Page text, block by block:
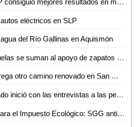
Ayuntamiento de SLP consiguió mejores resultados en materia de seguridad, con asistencia internacional de USAID
eléctricos en SLP
del Río Gallinas en Aquismón
Alrededor de 85 escuelas se suman al apoyo de zapatos para estudiantes en Ciudad Valles
Ricardo Gallardo entrega otro camino renovado en San Martín Chalchicuautla
El Congreso del Estado inició con las entrevistas a las personas que aspiran a ser comisionados numerarios y supernumerarios de la CEGAIP
Ajustes legislativos para el Impuesto Ecológico: SGG anticipan cambios y reacciones